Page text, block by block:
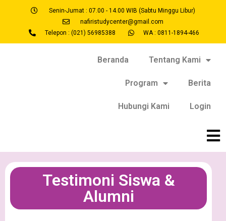
Senin-Jumat : 07.00 - 14.00 WIB (Sabtu Minggu Libur)
nafiristudycenter@gmail.com
Telepon : (021) 56985388
WA : 0811-1894-466
Beranda Tentang Kami
Program Berita
Hubungi Kami Login
Testimoni Siswa &
Alumni